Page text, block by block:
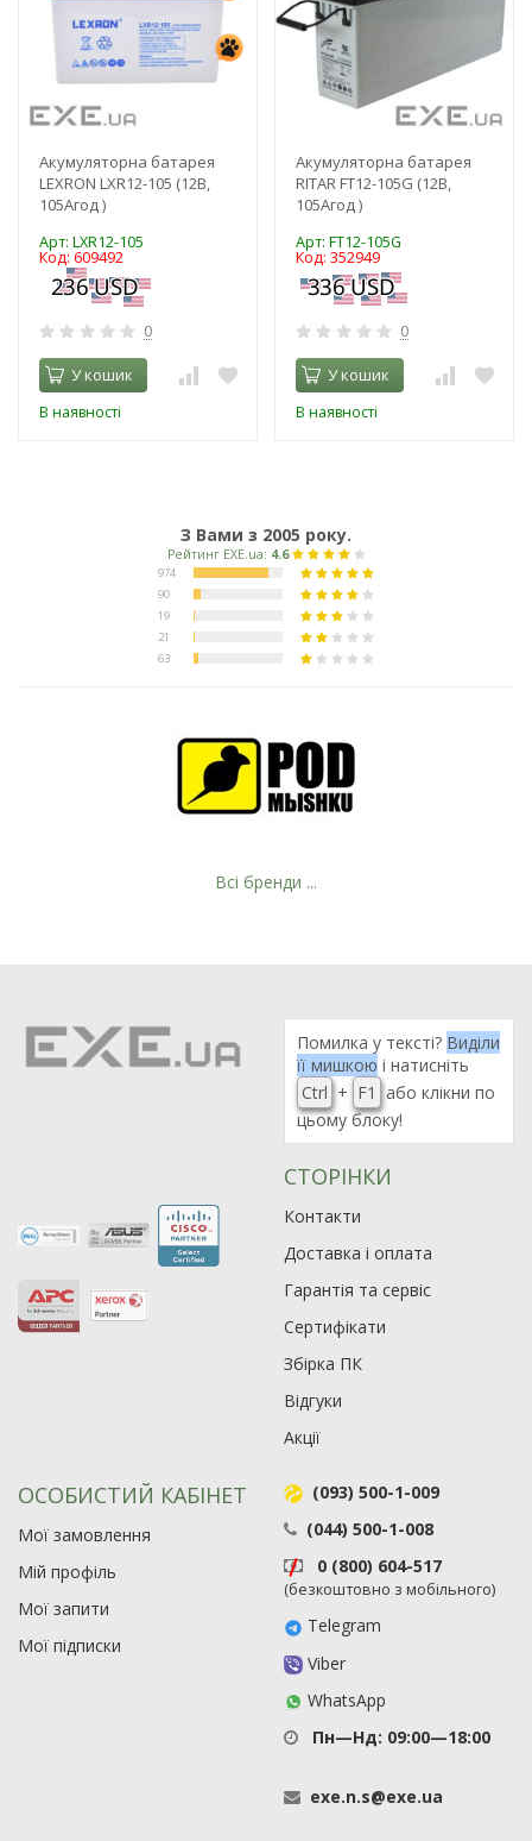
Акумуляторна батарея
LEXRON LXR12-105 (12В,
105Агод )
Арт: LXR12-105
Код: 609492
0
У кошик
В наявності
Акумуляторна батарея
RITAR FT12-105G (12В,
105Агод )
Арт: FT12-105G
Код: 352949
0
У кошик
В наявності
З Вами з 2005 року.
974
90
Всі бренди ...
Помилка у тексті? Виділи
її мишкою і натисніть
Ctrl + F1
або клікни по
цьому блоку!
СТОРІНКИ
Контакти
Доставка і оплата
Гарантія та сервіс
Сертифікати
Збірка ПК
Відгуки
Акції
ОСОБИСТИЙ КАБІНЕТ
Мої замовлення
Мій профіль
Мої запити
Мої підписки
(093) 500-1-009
(044) 500-1-008
0 (800) 604-517
(безкоштовно з мобільного)
Telegram
Viber
WhatsApp
Пн—Нд: 09:00—18:00
exe.n.s@exe.ua